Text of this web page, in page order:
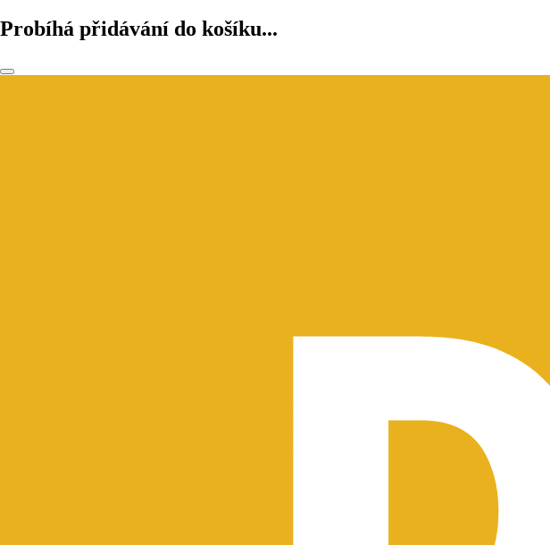
Probíhá přidávání do košíku...